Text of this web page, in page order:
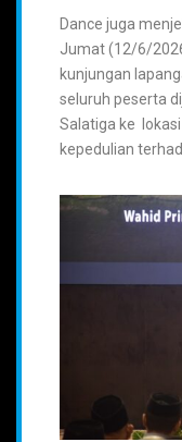
Dance juga
Jumat (12/6/
kunjungan
seluruh peserta
Salatiga ke
kepedulian